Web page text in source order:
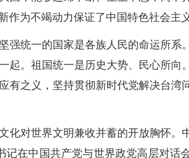
为不竭动力保证了中国特色社会主
强统一的国家是各族人民的命运所系
起。祖国统一是历史大势、民心所向
有之义，坚持贯彻新时代党解决台湾
化对世界文明兼收并蓄的开放胸怀。
在中国共产党与世界政党高层对话